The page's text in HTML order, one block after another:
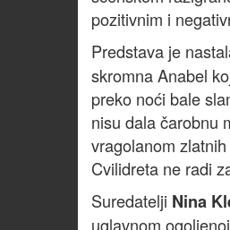
pozitivnim i
Predstava je
skromna Anabel
preko noći bale
nisu dala čarobnu
vragolanom
Cvilidreta ne radi
Suredatelji Nina
uglavnom